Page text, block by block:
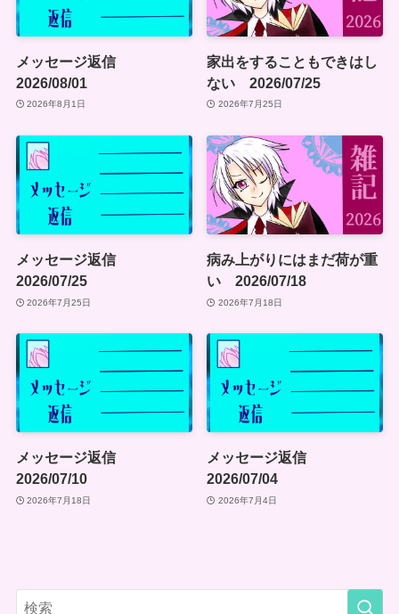
メッセージ返信
2026/08/01
2026年8月1日
家出をすることもできはし
ない 2026/07/25
2026年7月25日
メッセージ返信
2026/07/25
2026年7月25日
病み上がりにはまだ荷が重
い 2026/07/18
2026年7月18日
メッセージ返信
2026/07/10
2026年7月18日
メッセージ返信
2026/07/04
2026年7月4日